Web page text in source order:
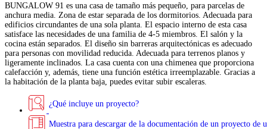
BUNGALOW 91 es una casa de tamaño más pequeño, para parcelas de
anchura media. Zona de estar separada de los dormitorios. Adecuada para
edificios circundantes de una sola planta. El espacio interno de esta casa
satisface las necesidades de una familia de 4-5 miembros. El salón y la
cocina están separados. El diseño sin barreras arquitectónicas es adecuado
para personas con movilidad reducida. Adecuada para terrenos planos y
ligeramente inclinados. La casa cuenta con una chimenea que proporciona
calefacción y, además, tiene una función estética irreemplazable. Gracias a
la habitación de la planta baja, puedes evitar subir escaleras.
¿Qué incluye un proyecto?
Muestra para descargar de la documentación de un proyecto de